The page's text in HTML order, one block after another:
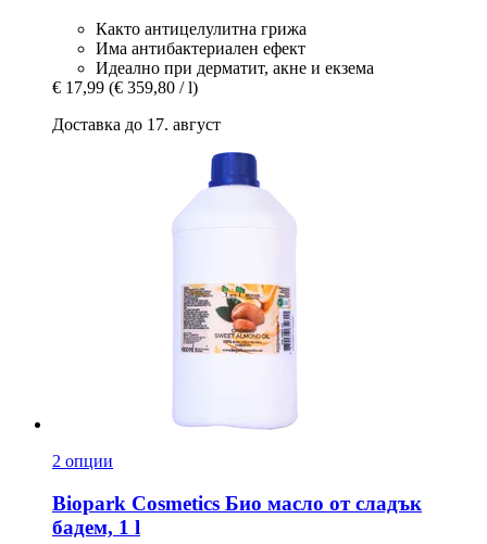
Както антицелулитна грижа
Има антибактериален ефект
Идеално при дерматит, акне и екзема
€ 17,99 (€ 359,80 / l)
Доставка до 17. август
2 опции
Biopark Cosmetics Био масло от сладък
бадем, 1 l